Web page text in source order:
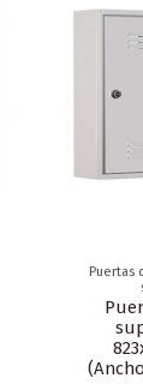
Puertas